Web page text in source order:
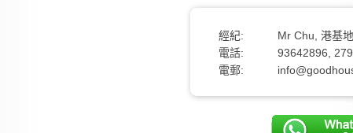
經紀:
Mr Chu, 港基
電話:
93642896,
電郵: